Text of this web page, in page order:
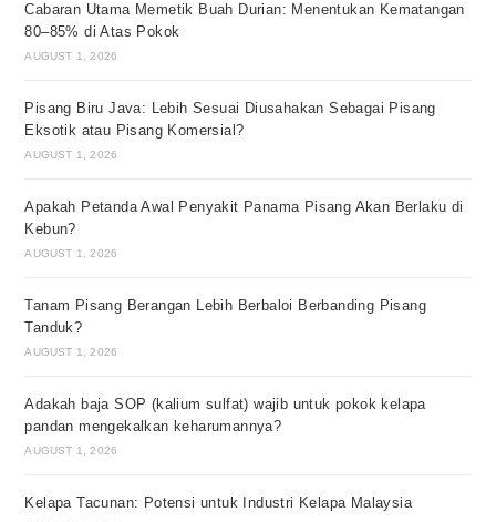
Cabaran Utama Memetik Buah Durian: Menentukan Kematangan
80–85% di Atas Pokok
AUGUST 1, 2026
Pisang Biru Java: Lebih Sesuai Diusahakan Sebagai Pisang
Eksotik atau Pisang Komersial?
AUGUST 1, 2026
Apakah Petanda Awal Penyakit Panama Pisang Akan Berlaku di
Kebun?
AUGUST 1, 2026
Tanam Pisang Berangan Lebih Berbaloi Berbanding Pisang
Tanduk?
AUGUST 1, 2026
Adakah baja SOP (kalium sulfat) wajib untuk pokok kelapa
pandan mengekalkan keharumannya?
AUGUST 1, 2026
Kelapa Tacunan: Potensi untuk Industri Kelapa Malaysia